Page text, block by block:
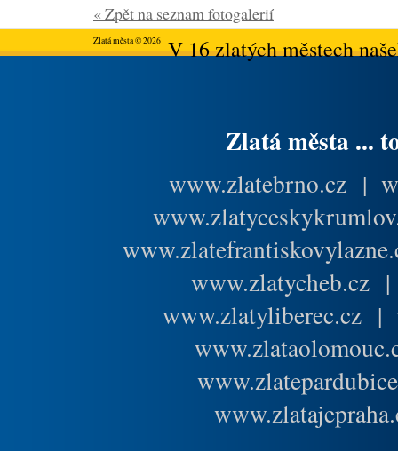
« Zpět na seznam fotogalerií
Zlatá města © 2026V 16 zlatých městech
Zlatá města ...
www.zlatebrno.cz |
www.zlatycheb.cz
www.zlatyliberec.cz |